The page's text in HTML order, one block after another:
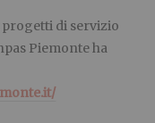
di servizio
Piemonte ha